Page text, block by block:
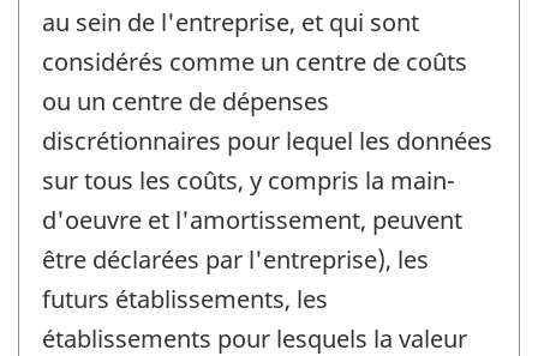
au sein de l'entreprise, et qui sont
considérés comme un centre de coûts
ou un centre de dépenses
discrétionnaires pour lequel les données
sur tous les coûts, y compris la main-
d'oeuvre et l'amortissement, peuvent
être déclarées par l'entreprise), les
futurs établissements, les
établissements pour lesquels la valeur